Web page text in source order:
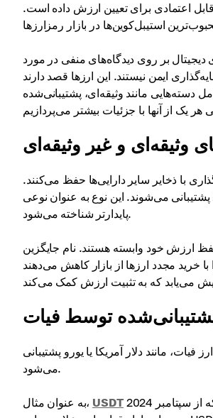
اعتمادی برای تعیین ارزش داده است.
دیجیتال بر روی دیدگاه‌های منفی در مورد
ایمن نیستند. این ارزها قصد دارند
دسته‌هایی مانند وثیقه‌ای، پشتیبانی‌شده
وثیقه‌ای و غیر وثیقه‌ای
با ذخایر سایر دارایی‌ها حفظ می‌کنند.
پشتیبانی می‌شوند. این نوع به عنوان نوعی
پایدارتر شناخته می‌شود.
حفظ ارزش خود وابسته هستند. نام جایگزین
خرید مجدد ارزها از بازار کاهش می‌دهند
توسط فیات
مانند دلار آمریکا یا یورو پشتیبانی
می‌شود.
به عنوان مثال، USDTیک ضامن 1:1 به دلار آمریکا حفظ می‌کند. مهم است که ذکر شود که از سپتامبر 2024، USDT در رتبه سوم از نظر